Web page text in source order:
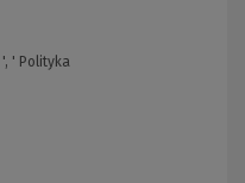
', ' Polityka